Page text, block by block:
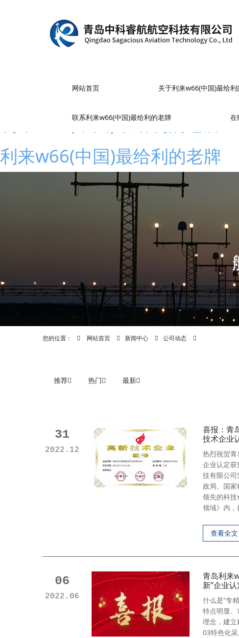
利来w66(中国)最给利的老牌
利来w66(中国)最给利的老牌
网站首页 关于利来w66(中国)最给
联系利来w66(中国)最给利的老牌 在
您的位置： 网站首页 新闻中心 公司动态
推荐 热门 最新
31
2022.12
喜报：青
技术企业
热烈祝贺
企业认定
技有限公
政局、国
领先的科
领域》内
查看全文
06
2022.06
青岛利来
新”企业认
什么是“专
特点明显
理念，建立
03特色化